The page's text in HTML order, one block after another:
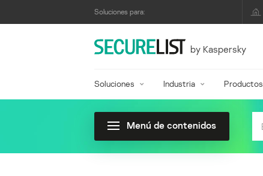
Soluciones para:
by Kaspersky
Soluciones Industria Productos
Menú de contenidos